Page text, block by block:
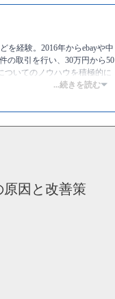
を経験。2016年からebayや中
の取引を行い、30万円から50
ついてのノウハウを積極的に
...続きを読む
因と改善策